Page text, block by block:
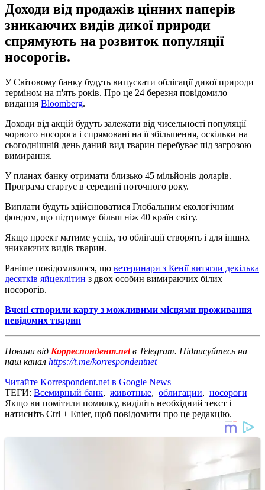
Доходи від продажів цінних паперів
зникаючих видів дикої природи
спрямують на розвиток популяції
носорогів.
У Світовому банку будуть випускати облігації дикої природи
терміном на п'ять років. Про це 24 березня повідомило
видання Bloomberg.
Доходи від акцій будуть залежати від чисельності популяції
чорного носорога і спрямовані на її збільшення, оскільки на
сьогоднішній день даний вид тварин перебуває під загрозою
вимирання.
У планах банку отримати близько 45 мільйонів доларів.
Програма стартує в середині поточного року.
Виплати будуть здійснюватися Глобальним екологічним
фондом, що підтримує більш ніж 40 країн світу.
Якщо проект матиме успіх, то облігації створять і для інших
зникаючих видів тварин.
Раніше повідомлялося, що ветеринари з Кенії витягли декілька
десятків яйцеклітин з двох особин вимираючих білих
носорогів.
Вчені створили карту з можливими місцями проживання
невідомих тварин
Новини від Корреспондент.netв Telegram. Підписуйтесь на
наш канал https://t.me/korrespondentnet
Читайте Korrespondent.net в Google News
ТЕГИ: Всемирный банк, животные, облигации, носороги
Якщо ви помітили помилку, виділіть необхідний текст і
натисніть Ctrl + Enter, щоб повідомити про це редакцію.